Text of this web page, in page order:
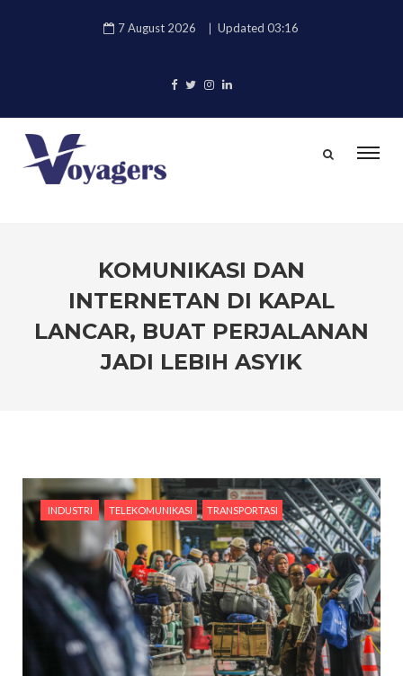
7 August 2026 Updated 03:16
KOMUNIKASI DAN
INTERNETAN DI KAPAL
LANCAR, BUAT PERJALANAN
JADI LEBIH ASYIK
INDUSTRI TELEKOMUNIKASI TRANSPORTASI